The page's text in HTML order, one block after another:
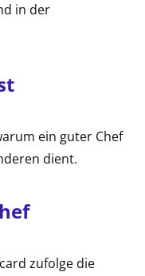
in der
ein guter Chef
dient.
zufolge die